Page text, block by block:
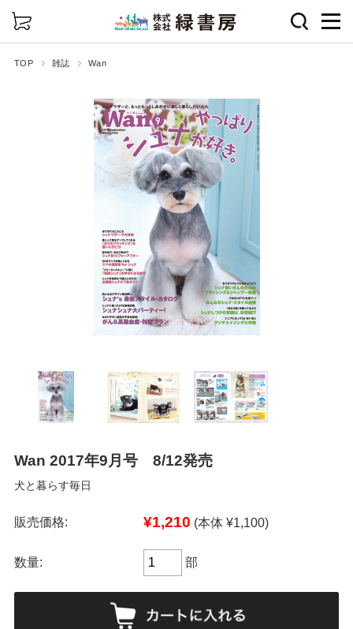
TOP 雑誌 Wan
Wan 2017年9月号 8/12発売
犬と暮らす毎日
販売価格: ¥1,210 (本体 ¥1,100)
数量: 部